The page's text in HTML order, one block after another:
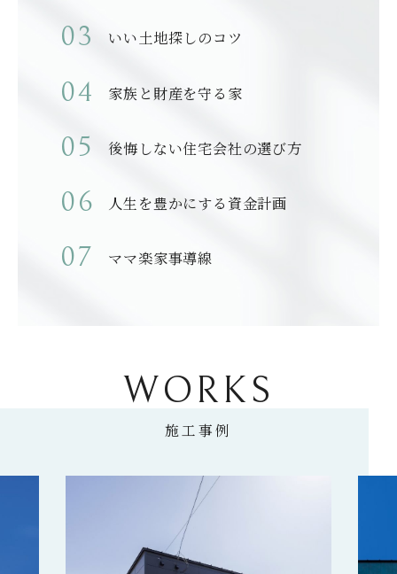
いい土地探しのコツ
家族と財産を守る家
後悔しない住宅会社の選び方
人生を豊かにする資金計画
ママ楽家事導線
WORKS
施工事例